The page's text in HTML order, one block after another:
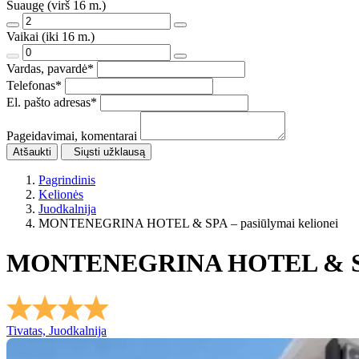
Suaugę (virš 16 m.)
Vaikai (iki 16 m.)
Vardas, pavardė*
Telefonas*
El. pašto adresas*
Pageidavimai, komentarai
Atšaukti Siųsti užklausą
Pagrindinis
Kelionės
Juodkalnija
MONTENEGRINA HOTEL & SPA – pasiūlymai kelionei
MONTENEGRINA HOTEL &
Tivatas, Juodkalnija